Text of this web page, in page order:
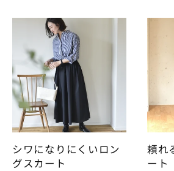
シワになりにくいロン
グスカート
頼れ
ート